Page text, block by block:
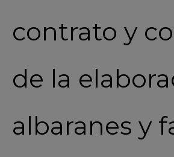
contrato y
de la
albaranes y